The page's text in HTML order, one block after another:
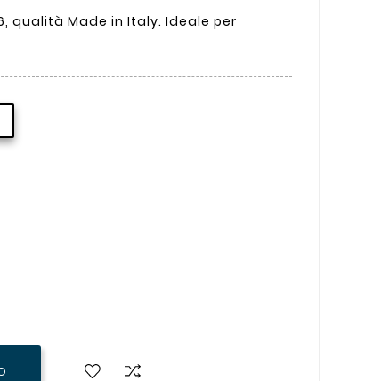
qualità Made in Italy. Ideale per